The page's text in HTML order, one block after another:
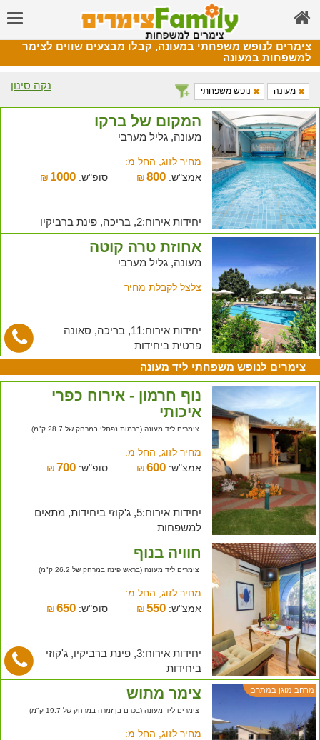
צימרים לנופש משפחתי במעונה, קבלו מבצעים שווים לצימר
למשפחות במעונה
נקה סינון מעונה נופש משפחתי
המקום של ברקו
מעונה, גליל מערבי
מחיר לזוג, החל מ:
אמצ"ש:
₪800 סופ"ש: ₪ 1000
יחידות אירוח:2, בריכה, פינת ברביקיו
אחוזת טרה קוטה
מעונה, גליל מערבי
צלצל לקבלת מחיר
יחידות אירוח:11, בריכה, סאונה
פרטית ביחידות
צימרים לנופש משפחתי ליד מעונה
נוף חרמון - אירוח כפרי
איכותי
צימרים ליד מעונה (ברמות נפתלי במרחק של 28.7 ק"מ)
מחיר לזוג, החל מ:
אמצ"ש:
₪600 סופ"ש: ₪ 700
יחידות אירוח:5, ג'קוזי ביחידות, מתאים
למשפחות
חוויה בנוף
צימרים ליד מעונה (בראש פינה במרחק של 26.2 ק"מ)
מחיר לזוג, החל מ:
אמצ"ש:
₪550 סופ"ש: ₪ 650
יחידות אירוח:3, פינת ברביקיו, ג'קוזי
ביחידות
מרחב מוגן במתחם צימר מתוש
צימרים ליד מעונה (בכרם בן זמרה במרחק של 19.7 ק"מ)
מחיר לזוג, החל מ: